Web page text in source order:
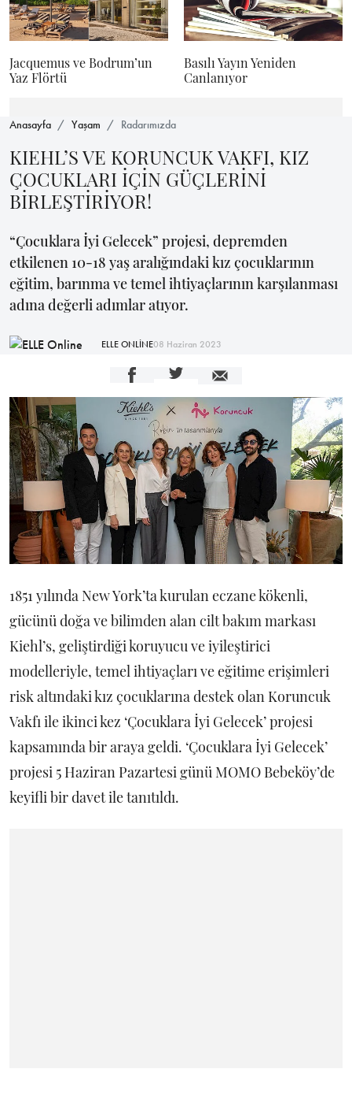
Jacquemus ve Bodrum’un
Yaz Flörtü
Basılı Yayın Yeniden
Canlanıyor
Anasayfa Yaşam Radarımızda
KIEHL’S VE KORUNCUK VAKFI, KIZ
ÇOCUKLARI İÇİN GÜÇLERİNİ
BİRLEŞTİRİYOR!
“Çocuklara İyi Gelecek” projesi, depremden
etkilenen 10-18 yaş aralığındaki kız çocuklarının
eğitim, barınma ve temel ihtiyaçlarının karşılanması
adına değerli adımlar atıyor.
ELLE ONLİNE08 Haziran 2023
1851 yılında New York’ta kurulan eczane kökenli,
gücünü doğa ve bilimden alan cilt bakım markası
Kiehl’s, geliştirdiği koruyucu ve iyileştirici
modelleriyle, temel ihtiyaçları ve eğitime erişimleri
risk altındaki kız çocuklarına destek olan Koruncuk
Vakfı ile ikinci kez ‘Çocuklara İyi Gelecek’ projesi
kapsamında bir araya geldi. ‘Çocuklara İyi Gelecek’
projesi 5 Haziran Pazartesi günü MOMO Bebeköy’de
keyifli bir davet ile tanıtıldı.